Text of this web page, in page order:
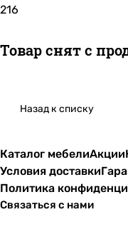
216
Товар снят с
Назад к списку
Каталог мебелиАкции
Условия доставки
Политика
Связаться с нами